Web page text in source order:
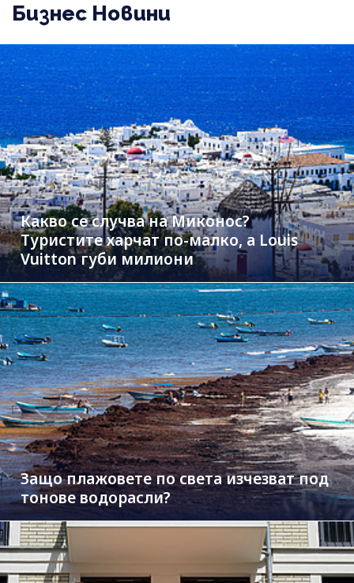
Бизнес Новини
Какво се случва на Миконос?
Туристите харчат по-малко, а Louis
Vuitton губи милиони
Защо плажовете по света изчезват под
тонове водорасли?